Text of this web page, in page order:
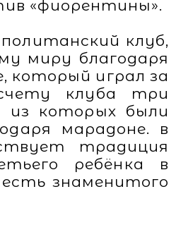
«фиорентины».
клуб,
миру благодаря
который играл за
клуба три
из которых были
марадоне. в
традиция
ребёнка в
знаменитого